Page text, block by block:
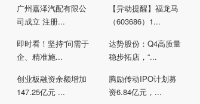
广州嘉泽汽配有限公
司成立 注册...
【异动提醒】福龙马
（603686）1...
即时看！坚持“问需于
企、精准施...
达势股份：Q4高质量
稳步拓店，“...
创业板融资余额增加
147.25亿元 ...
腾励传动IPO计划募
资6.84亿元，...